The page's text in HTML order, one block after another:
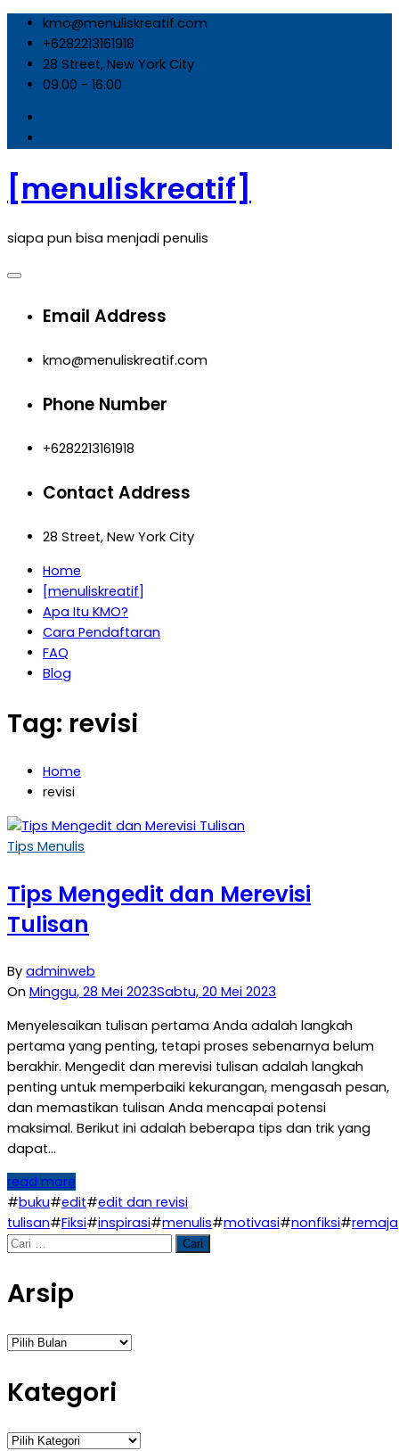
Skip
content
kmo@menuliskreatif.com
+6282213161918
28 Street, New York City
09.00 - 16.00
[menuliskreatif]
siapa pun bisa menjadi penulis
Email Address
kmo@menuliskreatif.com
Phone Number
+6282213161918
Contact Address
28 Street, New York City
Home
[menuliskreatif]
Apa Itu KMO?
Cara Pendaftaran
FAQ
Blog
Tag: revisi
Home
revisi
Tips Menulis
Tips Mengedit dan Merevisi
Tulisan
By adminweb
On Minggu, 28 Mei 2023Sabtu, 20 Mei 2023
Menyelesaikan tulisan pertama Anda adalah langkah
pertama yang penting, tetapi proses sebenarnya belum
berakhir. Mengedit dan merevisi tulisan adalah langkah
penting untuk memperbaiki kekurangan, mengasah pesan,
dan memastikan tulisan Anda mencapai potensi
maksimal. Berikut ini adalah beberapa tips dan trik yang
dapat…
read more
#buku#edit#edit dan revisi
tulisan#Fiksi#inspirasi#menulis#motivasi#nonfiksi#remaja
Cari
Arsip
Arsip
Kategori
Kategori